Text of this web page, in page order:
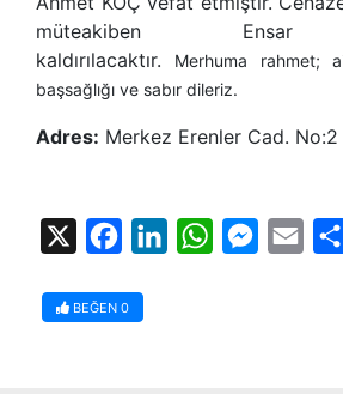
müteakiben Ensar
kaldırılacaktır.
Merhuma rahmet;
başsağlığı ve sabır dileriz.
Adres: Merkez Erenler Cad.
FacebookLinkedInWhatsAppMessenger
Email
BEĞEN 0